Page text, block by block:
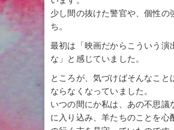
少し間の抜けた警官や、個性の
ち。
最初は「映画だからこういう演
な」と感じていました。
ところが、気づけばそんなこと
ならなくなっていました。
いつの間にか私は、あの不思議
に入り込み、羊たちのことを心